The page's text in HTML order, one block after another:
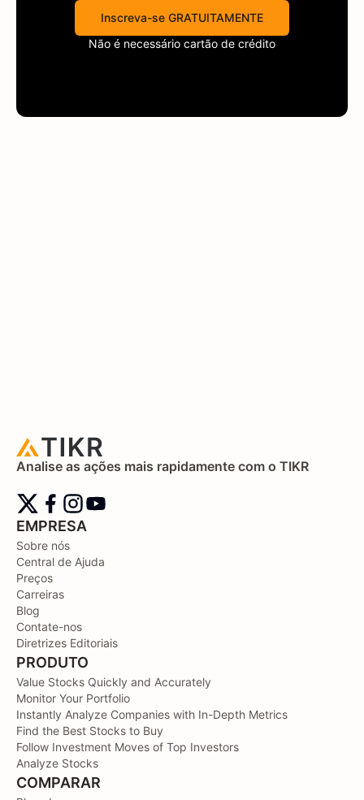
Inscreva-se GRATUITAMENTE
Não é necessário cartão de crédito
Analise as ações mais rapidamente com o TIKR
EMPRESA
Sobre nós
Central de Ajuda
Preços
Carreiras
Blog
Contate-nos
Diretrizes Editoriais
PRODUTO
Value Stocks Quickly and Accurately
Monitor Your Portfolio
Instantly Analyze Companies with In-Depth Metrics
Find the Best Stocks to Buy
Follow Investment Moves of Top Investors
Analyze Stocks
COMPARAR